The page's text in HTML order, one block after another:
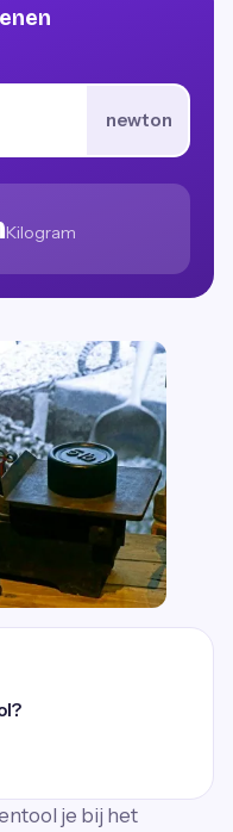
newton
Kilogram
je bij het